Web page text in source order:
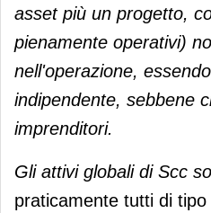
asset più un progetto,
pienamente operativi)
nell'operazione,
indipendente, sebbene
imprenditori.
Gli attivi globali di Scc
praticamente tutti di